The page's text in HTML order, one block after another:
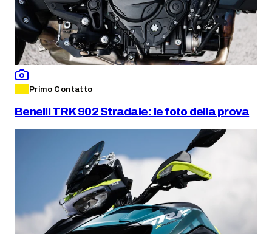
Primo Contatto
Benelli TRK 902 Stradale: le foto della prova